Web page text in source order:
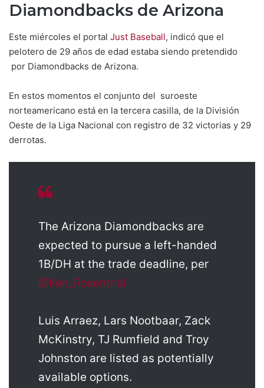
Diamondbacks de Arizona
Este miércoles el portal Just Baseball, indicó que el
pelotero de 29 años de edad estaba siendo pretendido
por Diamondbacks de Arizona.
En estos momentos el conjunto del suroeste
norteamericano está en la tercera casilla, de la División
Oeste de la Liga Nacional con registro de 32 victorias y 29
derrotas.
The Arizona Diamondbacks are
expected to pursue a left-handed
1B/DH at the trade deadline, per
@Ken_Rosenthal
Luis Arraez, Lars Nootbaar, Zack
McKinstry, TJ Rumfield and Troy
Johnston are listed as potentially
available options.